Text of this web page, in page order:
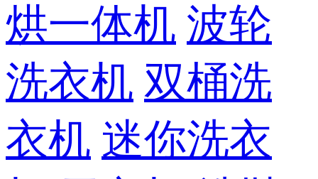
烘一体机 波轮
洗衣机 双桶洗
衣机 迷你洗衣